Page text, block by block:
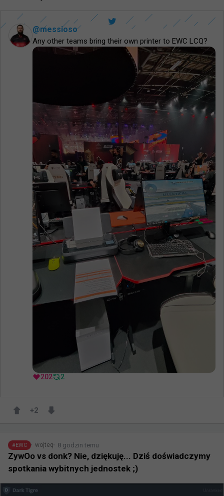
@messioso
Any other teams bring their own printer to EWC LCQ?
202 2
+2
#EWC wojteq 8 godzin temu
ZywOo vs donk? Nie, dziękuję... Dziś doświadczymy
spotkania wybitnych jednostek ;)